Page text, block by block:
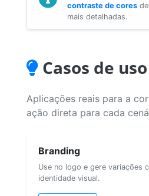
contraste de cores
mais detalhadas.
Casos de
Aplicações reais para a cor
ação direta para cada
Branding
Use no logo e gere variações
identidade visual.